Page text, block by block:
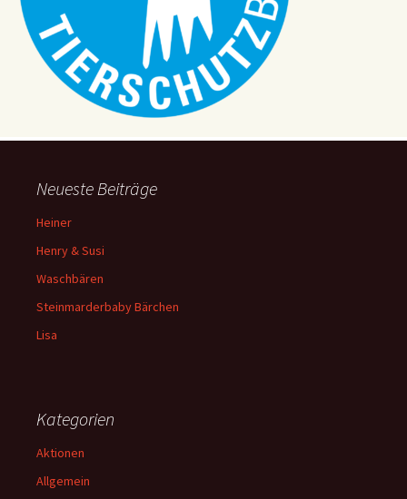
v
i
t
o
n
Neueste Beiträge
Heiner
Henry & Susi
Waschbären
Steinmarderbaby Bärchen
Lisa
Kategorien
Aktionen
Allgemein